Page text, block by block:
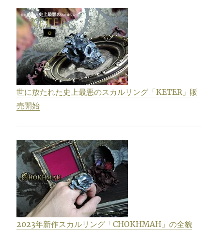
世に放たれた史上最悪のスカルリング「KETER」販
売開始
2023年新作スカルリング「CHOKHMAH」の全貌